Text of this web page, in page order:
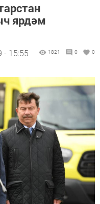
ярдәм
- 15:55 1821 0 0